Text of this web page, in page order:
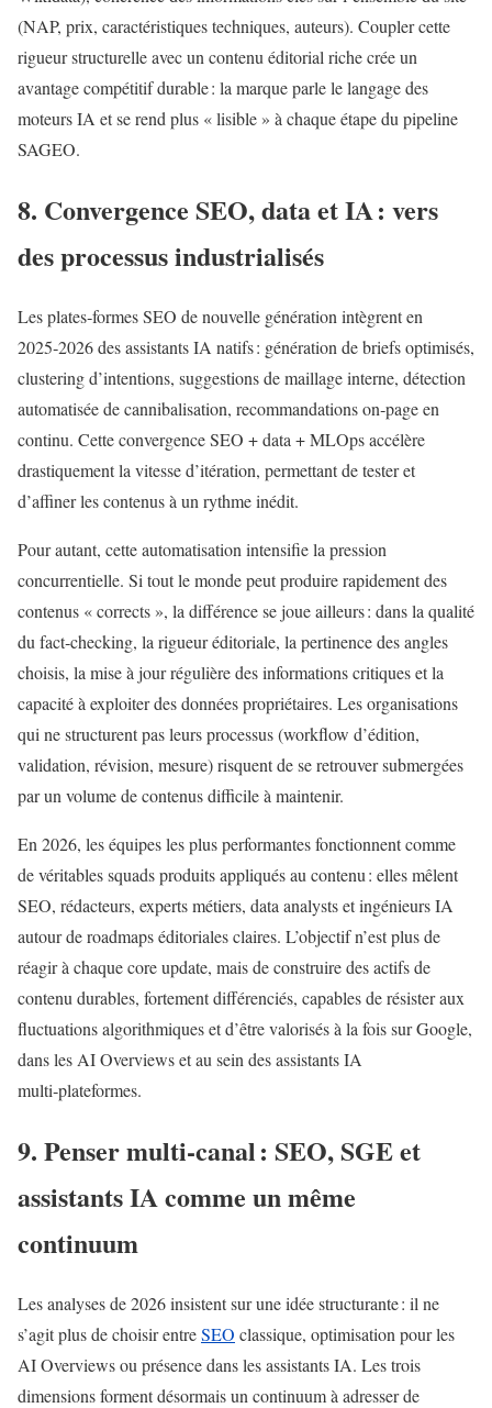
(NAP, prix, caractéristiques techniques, auteurs). Coupler cette
rigueur structurelle avec un contenu éditorial riche crée un
avantage compétitif durable : la marque parle le langage des
moteurs IA et se rend plus « lisible » à chaque étape du pipeline
SAGEO.
8. Convergence SEO, data et IA : vers
des processus industrialisés
Les plates‑formes SEO de nouvelle génération intègrent en
2025‑2026 des assistants IA natifs : génération de briefs optimisés,
clustering d’intentions, suggestions de maillage interne, détection
automatisée de cannibalisation, recommandations on‑page en
continu. Cette convergence SEO + data + MLOps accélère
drastiquement la vitesse d’itération, permettant de tester et
d’affiner les contenus à un rythme inédit.
Pour autant, cette automatisation intensifie la pression
concurrentielle. Si tout le monde peut produire rapidement des
contenus « corrects », la différence se joue ailleurs : dans la qualité
du fact‑checking, la rigueur éditoriale, la pertinence des angles
choisis, la mise à jour régulière des informations critiques et la
capacité à exploiter des données propriétaires. Les organisations
qui ne structurent pas leurs processus (workflow d’édition,
validation, révision, mesure) risquent de se retrouver submergées
par un volume de contenus difficile à maintenir.
En 2026, les équipes les plus performantes fonctionnent comme
de véritables squads produits appliqués au contenu : elles mêlent
SEO, rédacteurs, experts métiers, data analysts et ingénieurs IA
autour de roadmaps éditoriales claires. L’objectif n’est plus de
réagir à chaque core update, mais de construire des actifs de
contenu durables, fortement différenciés, capables de résister aux
fluctuations algorithmiques et d’être valorisés à la fois sur Google,
dans les AI Overviews et au sein des assistants IA
multi‑plateformes.
9. Penser multi‑canal : SEO, SGE et
assistants IA comme un même
continuum
Les analyses de 2026 insistent sur une idée structurante : il ne
s’agit plus de choisir entreSEO classique, optimisation pour les
AI Overviews ou présence dans les assistants IA. Les trois
dimensions forment désormais un continuum à adresser de